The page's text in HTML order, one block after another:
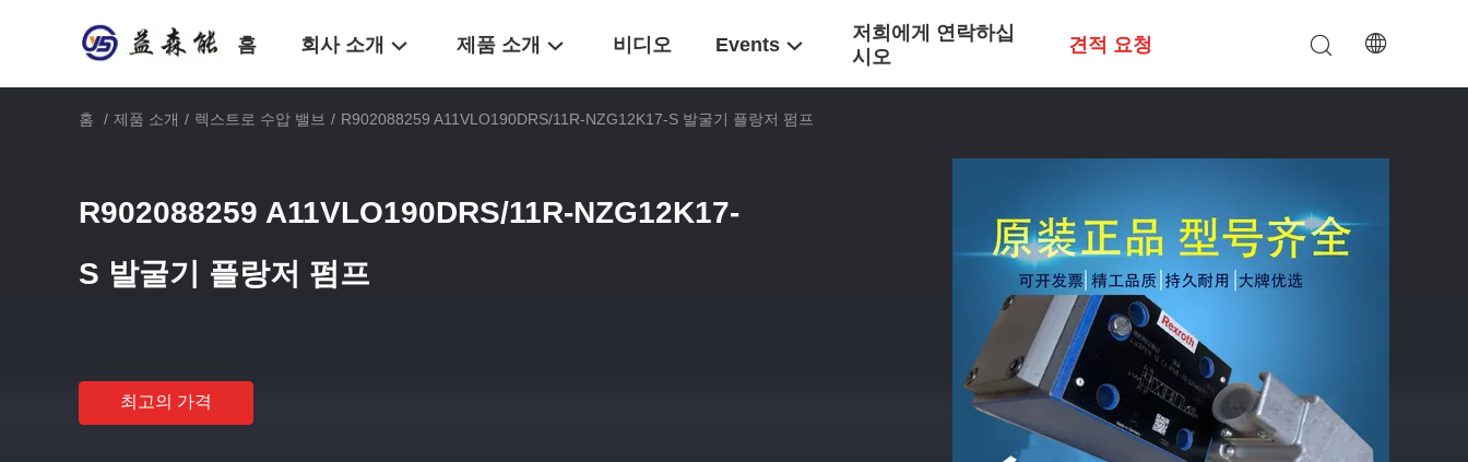
홈 회사 소개 제품 소개 비디오 Events
저희에게 연락하십
시오
견적 요청
홈 / 제품 소개 / 렉스트로 수압 밸브 / R902088259 A11VLO190DRS/11R-NZG12K17-S 발굴기 플랑저 펌프
R902088259 A11VLO190DRS/11R-NZG12K17-
S 발굴기 플랑저 펌프
최고의 가격